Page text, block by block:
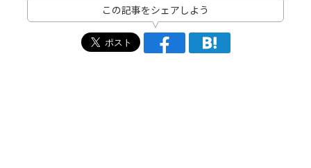
この記事をシェアしよう